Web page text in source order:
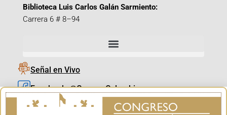
Biblioteca Luis Carlos Galán Sarmiento:
Carrera 6 # 8–94
Señal en Vivo
Facebook_@CamaraColombia
Instagram_@CamaraColombia